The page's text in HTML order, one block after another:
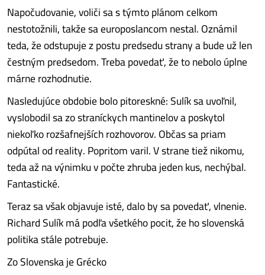
Napočudovanie, voliči sa s týmto plánom celkom
nestotožnili, takže sa europoslancom nestal. Oznámil
teda, že odstupuje z postu predsedu strany a bude už len
čestným predsedom. Treba povedať, že to nebolo úplne
márne rozhodnutie.
Nasledujúce obdobie bolo pitoreskné: Sulík sa uvoľnil,
vyslobodil sa zo straníckych mantinelov a poskytol
niekoľko rozšafnejších rozhovorov. Občas sa priam
odpútal od reality. Popritom varil. V strane tiež nikomu,
teda až na výnimku v počte zhruba jeden kus, nechýbal.
Fantastické.
Teraz sa však objavuje isté, dalo by sa povedať, vlnenie.
Richard Sulík má podľa všetkého pocit, že ho slovenská
politika stále potrebuje.
Zo Slovenska je Grécko